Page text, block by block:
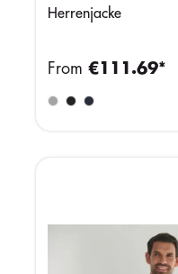
Herrenjacke
From €111.69*